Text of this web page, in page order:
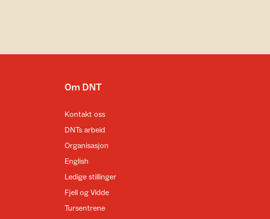
Om DNT
Kontakt oss
DNTs arbeid
Organisasjon
English
Ledige stillinger
Fjell og Vidde
Tursentrene